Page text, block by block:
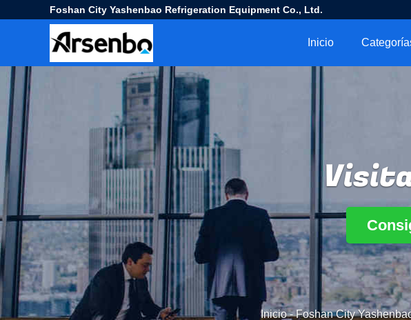
Foshan City Yashenbao Refrigeration Equipment Co., Ltd.
Inicio
Inicio-Foshan City